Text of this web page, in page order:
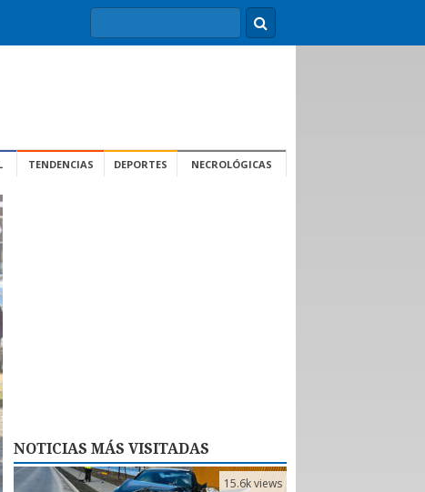
TENDENCIAS DEPORTES NECROLÓGICAS
NOTICIAS MÁS VISITADAS
15.6k views